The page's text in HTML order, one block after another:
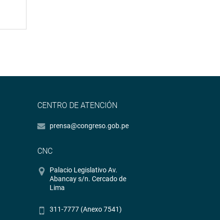
CENTRO DE ATENCIÓN
prensa@congreso.gob.pe
CNC
Palacio Legislativo Av.
Abancay s/n. Cercado de
Lima
311-7777 (Anexo 7541)